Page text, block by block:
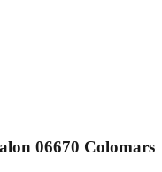
06670 Colomars